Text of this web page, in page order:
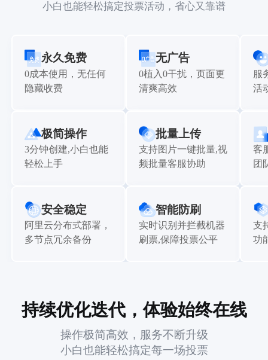
小白也能轻松搞定投票活动，省心又靠谱
永久免费
0成本使用，无任何
隐藏收费
无广告
0植入0干扰，页面更
清爽高效
服
活
极简操作
3分钟创建,小白也能
轻松上手
批量上传
支持图片一键批量,视
频批量客服协助
客
团
安全稳定
阿里云分布式部署，
多节点冗余备份
智能防刷
实时识别并拦截机器
刷票,保障投票公平
支
功
持续优化迭代，体验始终在线
操作极简高效，服务不断升级
小白也能轻松搞定每一场投票